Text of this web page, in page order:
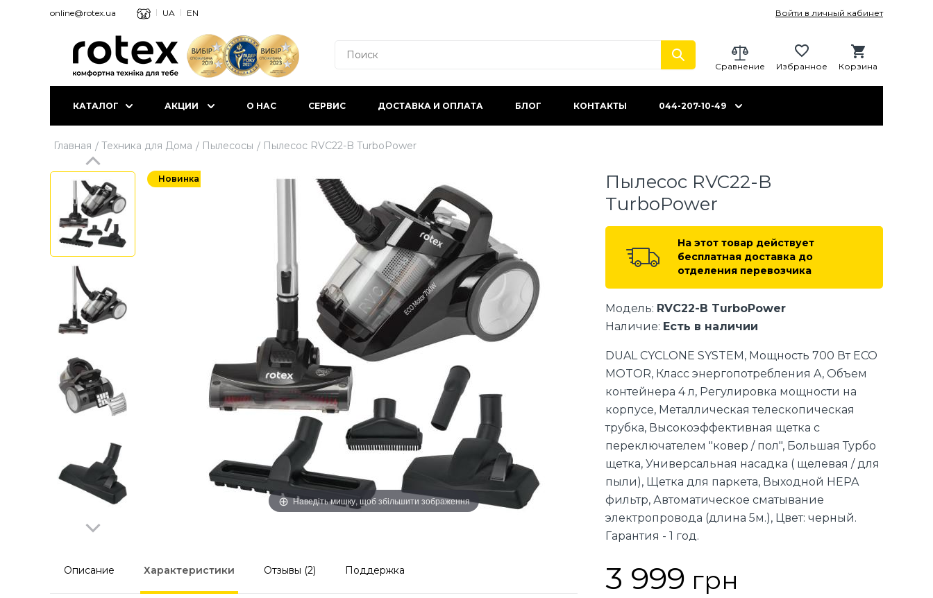
online@rotex.ua UA EN Войти в личный кабинет
Корзина
Избранное
Сравнение
КАТАЛОГ АКЦИИ О НАС СЕРВИС ДОСТАВКА И ОПЛАТА БЛОГ КОНТАКТЫ 044-207-10-49
Главная Техника для Дома Пылесосы Пылесос RVC22-B TurboPower
Новинка
Наведіть мишку, щоб збільшити зображення
Описание Характеристики Отзывы (2) Поддержка
Пылесос RVC22-B
TurboPower
На этот товар действует
бесплатная доставка до
отделения перевозчика
Модель: RVC22-B TurboPower
Наличие: Есть в наличии
DUAL CYCLONE SYSTEM, Мощность 700 Вт ECO
MOTOR, Класс энергопотребления A, Объем
контейнера 4 л, Регулировка мощности на
корпусе, Металлическая телескопическая
трубка, Высокоэффективная щетка с
переключателем "ковер / пол", Большая Турбо
щетка, Универсальная насадка ( щелевая / для
пыли), Щетка для паркета, Выходной HEPA
фильтр, Автоматическое сматывание
электропровода (длина 5м.), Цвет: черный.
Гарантия - 1 год.
3 999 грн